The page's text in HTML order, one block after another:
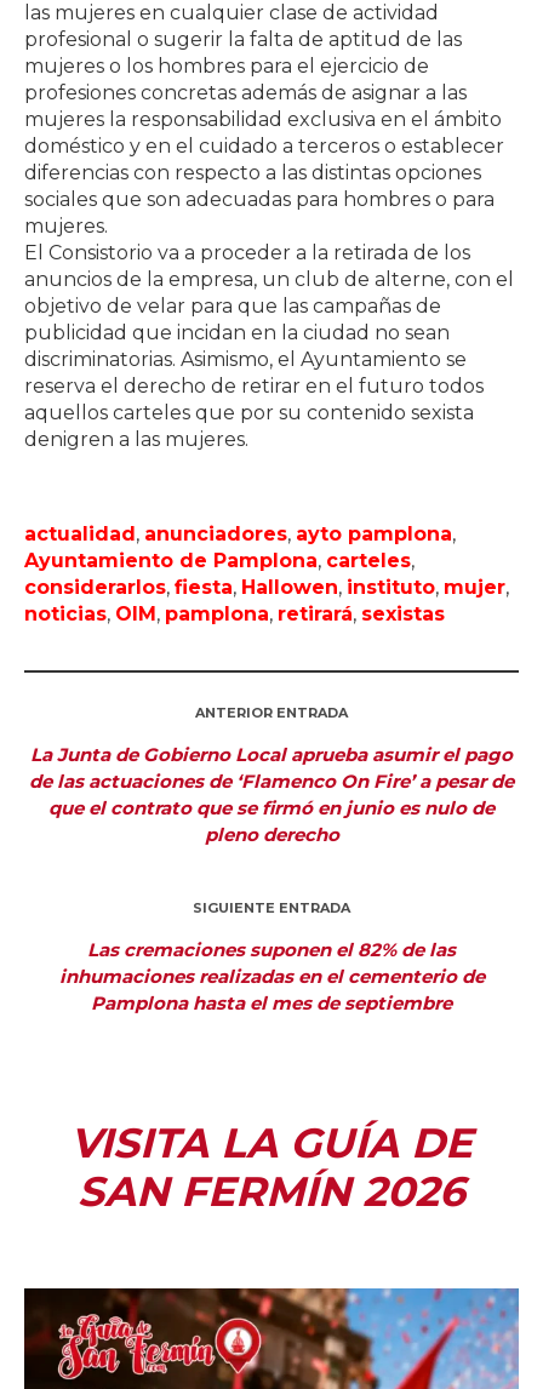
las mujeres en cualquier clase de actividad
profesional o sugerir la falta de aptitud de las
mujeres o los hombres para el ejercicio de
profesiones concretas además de asignar a las
mujeres la responsabilidad exclusiva en el ámbito
doméstico y en el cuidado a terceros o establecer
diferencias con respecto a las distintas opciones
sociales que son adecuadas para hombres o para
mujeres.
El Consistorio va a proceder a la retirada de los
anuncios de la empresa, un club de alterne, con el
objetivo de velar para que las campañas de
publicidad que incidan en la ciudad no sean
discriminatorias. Asimismo, el Ayuntamiento se
reserva el derecho de retirar en el futuro todos
aquellos carteles que por su contenido sexista
denigren a las mujeres.
actualidad , anunciadores, ayto pamplona,
Ayuntamiento de Pamplona, carteles,
considerarlos, fiesta, Hallowen, instituto, mujer,
noticias, OIM , pamplona, retirará, sexistas
ANTERIOR ENTRADA
La Junta de Gobierno Local aprueba asumir el pago
de las actuaciones de ‘Flamenco On Fire’ a pesar de
que el contrato que se firmó en junio es nulo de
pleno derecho
SIGUIENTE ENTRADA
Las cremaciones suponen el 82% de las
inhumaciones realizadas en el cementerio de
Pamplona hasta el mes de septiembre
VISITA LA GUÍA DE
SAN FERMÍN 2026